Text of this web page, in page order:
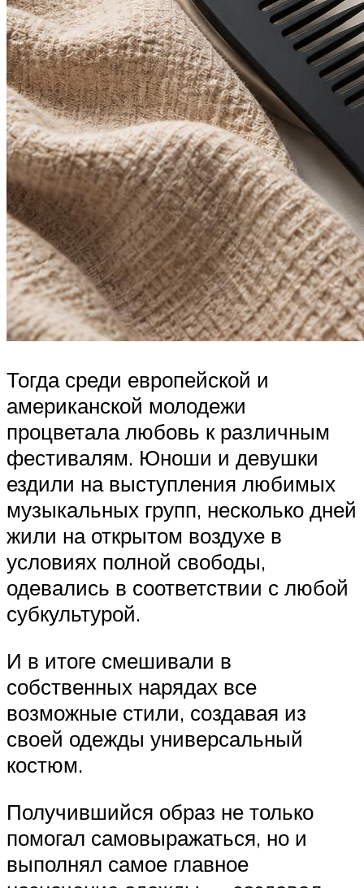
Тогда среди европейской и
американской молодежи
процветала любовь к различным
фестивалям. Юноши и девушки
ездили на выступления любимых
музыкальных групп, несколько дней
жили на открытом воздухе в
условиях полной свободы,
одевались в соответствии с любой
субкультурой.
И в итоге смешивали в
собственных нарядах все
возможные стили, создавая из
своей одежды универсальный
костюм.
Получившийся образ не только
помогал самовыражаться, но и
выполнял самое главное